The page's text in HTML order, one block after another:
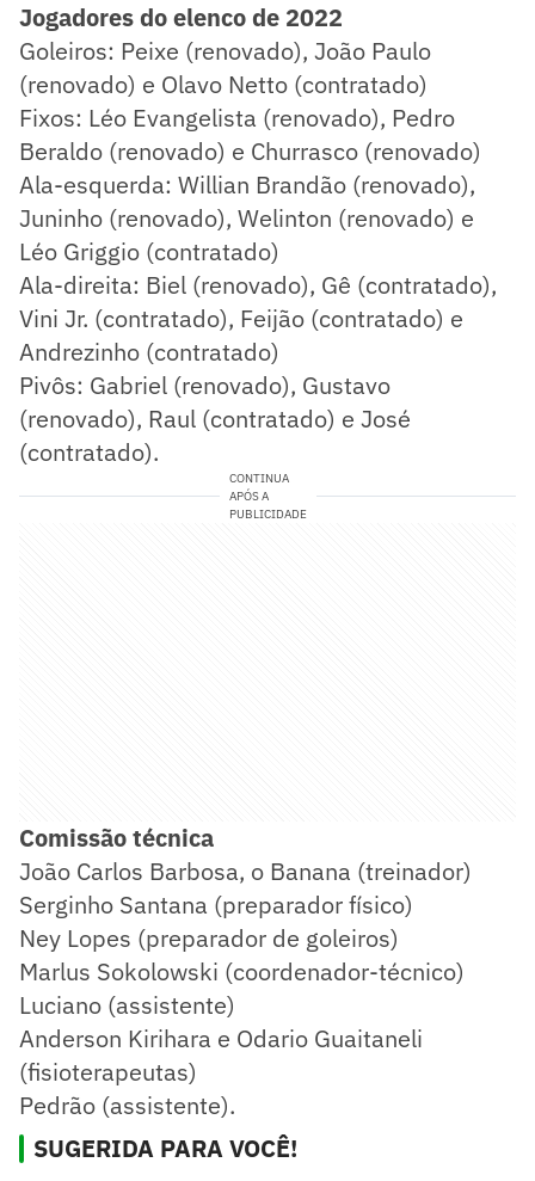
Jogadores do elenco de 2022
Goleiros: Peixe (renovado), João Paulo
(renovado) e Olavo Netto (contratado)
Fixos: Léo Evangelista (renovado), Pedro
Beraldo (renovado) e Churrasco (renovado)
Ala-esquerda: Willian Brandão (renovado),
Juninho (renovado), Welinton (renovado) e
Léo Griggio (contratado)
Ala-direita: Biel (renovado), Gê (contratado),
Vini Jr. (contratado), Feijão (contratado) e
Andrezinho (contratado)
Pivôs: Gabriel (renovado), Gustavo
(renovado), Raul (contratado) e José
(contratado).
CONTINUA
APÓS A
PUBLICIDADE
Comissão técnica
João Carlos Barbosa, o Banana (treinador)
Serginho Santana (preparador físico)
Ney Lopes (preparador de goleiros)
Marlus Sokolowski (coordenador-técnico)
Luciano (assistente)
Anderson Kirihara e Odario Guaitaneli
(fisioterapeutas)
Pedrão (assistente).
SUGERIDA PARA VOCÊ!